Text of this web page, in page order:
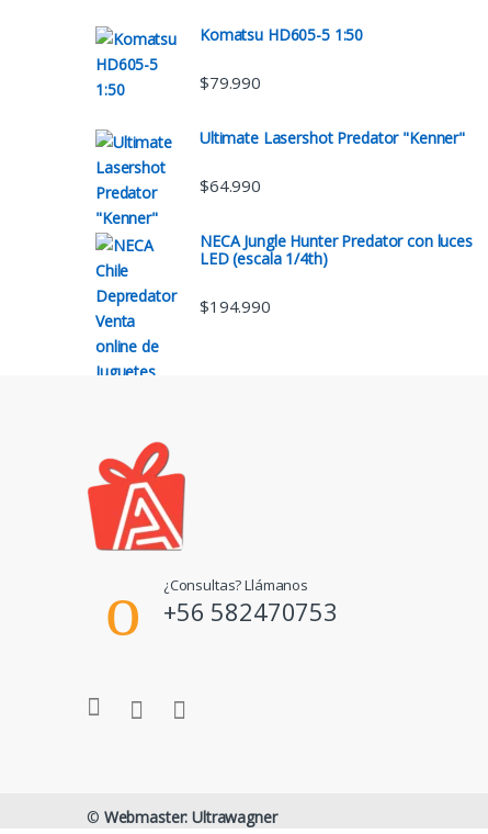
Komatsu HD605-5 1:50
$79.990
Ultimate Lasershot Predator "Kenner"
$64.990
NECA Jungle Hunter Predator con luces
LED (escala 1/4th)
$194.990
¿Consultas? Llámanos
+56 582470753
© Webmaster: Ultrawagner